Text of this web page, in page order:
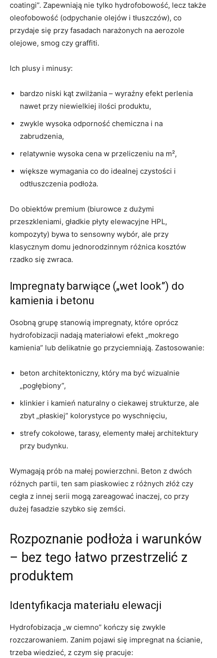
coatingi”. Zapewniają nie tylko hydrofobowość, lecz także
oleofobowość (odpychanie olejów i tłuszczów), co
przydaje się przy fasadach narażonych na aerozole
olejowe, smog czy graffiti.
Ich plusy i minusy:
bardzo niski kąt zwilżania – wyraźny efekt perlenia
nawet przy niewielkiej ilości produktu,
zwykle wysoka odporność chemiczna i na
zabrudzenia,
relatywnie wysoka cena w przeliczeniu na m²,
większe wymagania co do idealnej czystości i
odtłuszczenia podłoża.
Do obiektów premium (biurowce z dużymi
przeszkleniami, gładkie płyty elewacyjne HPL,
kompozyty) bywa to sensowny wybór, ale przy
klasycznym domu jednorodzinnym różnica kosztów
rzadko się zwraca.
Impregnaty barwiące („wet look”) do
kamienia i betonu
Osobną grupę stanowią impregnaty, które oprócz
hydrofobizacji nadają materiałowi efekt „mokrego
kamienia” lub delikatnie go przyciemniają. Zastosowanie:
beton architektoniczny, który ma być wizualnie
„pogłębiony”,
klinkier i kamień naturalny o ciekawej strukturze, ale
zbyt „płaskiej” kolorystyce po wyschnięciu,
strefy cokołowe, tarasy, elementy małej architektury
przy budynku.
Wymagają prób na małej powierzchni. Beton z dwóch
różnych partii, ten sam piaskowiec z różnych złóż czy
cegła z innej serii mogą zareagować inaczej, co przy
dużej fasadzie szybko się zemści.
Rozpoznanie podłoża i warunków
– bez tego łatwo przestrzelić z
produktem
Identyfikacja materiału elewacji
Hydrofobizacja „w ciemno” kończy się zwykle
rozczarowaniem. Zanim pojawi się impregnat na ścianie,
trzeba wiedzieć, z czym się pracuje: